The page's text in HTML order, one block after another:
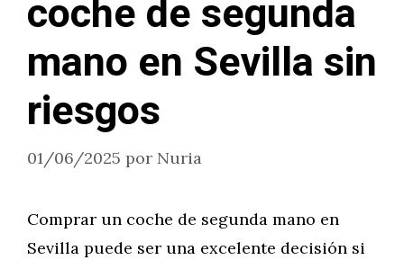
coche de segunda
mano en Sevilla sin
riesgos
01/06/2025 por Nuria
Comprar un coche de segunda mano en
Sevilla puede ser una excelente decisión si